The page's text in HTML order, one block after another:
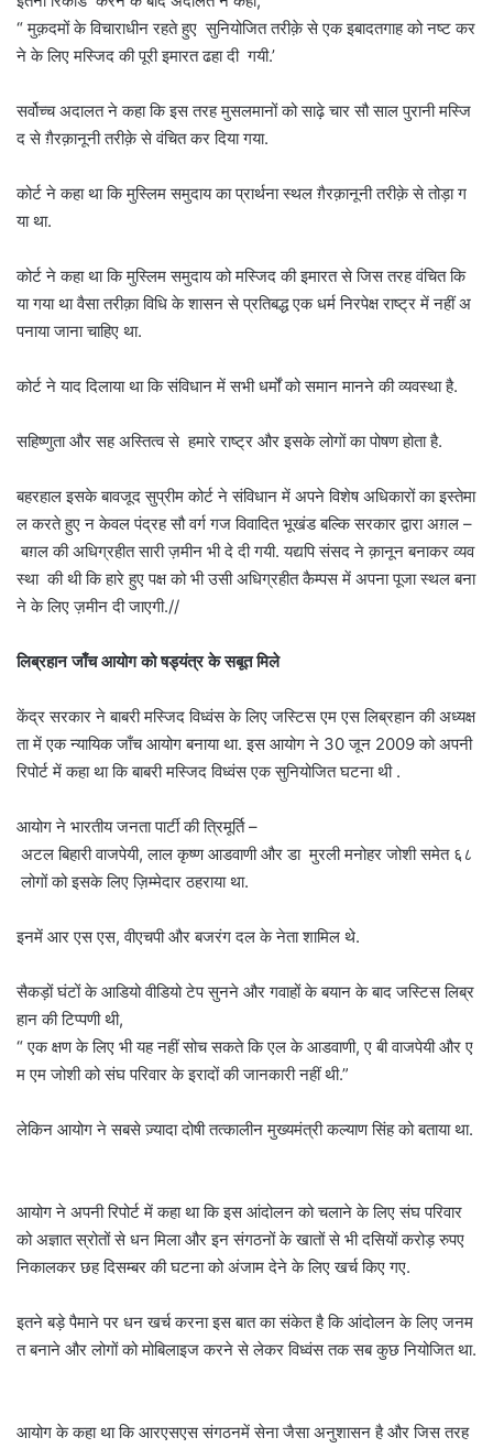
“ मुक़दमों के विचाराधीन रहते हुए सुनियोजित तरीक़े से एक इबादतगाह को नष्ट कर
ने के लिए मस्जिद की पूरी इमारत ढहा दी गयी.’
सर्वोच्च अदालत ने कहा कि इस तरह मुसलमानों को साढ़े चार सौ साल पुरानी मस्जि
द से ग़ैरक़ानूनी तरीक़े से वंचित कर दिया गया.
कोर्ट ने कहा था कि मुस्लिम समुदाय का प्रार्थना स्थल ग़ैरक़ानूनी तरीक़े से तोड़ा ग
या था.
कोर्ट ने कहा था कि मुस्लिम समुदाय को मस्जिद की इमारत से जिस तरह वंचित कि
या गया था वैसा तरीक़ा विधि के शासन से प्रतिबद्ध एक धर्म निरपेक्ष राष्ट्र में नहीं अ
पनाया जाना चाहिए था.
कोर्ट ने याद दिलाया था कि संविधान में सभी धर्मों को समान मानने की व्यवस्था है.
सहिष्णुता और सह अस्तित्व से हमारे राष्ट्र और इसके लोगों का पोषण होता है.
बहरहाल इसके बावजूद सुप्रीम कोर्ट ने संविधान में अपने विशेष अधिकारों का इस्तेमा
ल करते हुए न केवल पंद्रह सौ वर्ग गज विवादित भूखंड बल्कि सरकार द्वारा अग़ल –
बग़ल की अधिग्रहीत सारी ज़मीन भी दे दी गयी. यद्यपि संसद ने क़ानून बनाकर व्यव
स्था की थी कि हारे हुए पक्ष को भी उसी अधिग्रहीत कैम्पस में अपना पूजा स्थल बना
ने के लिए ज़मीन दी जाएगी.//
लिब्रहान जाँच आयोग को षड्यंत्र के सबूत मिले
केंद्र सरकार ने बाबरी मस्जिद विध्वंस के लिए जस्टिस एम एस लिब्रहान की अध्यक्ष
ता में एक न्यायिक जाँच आयोग बनाया था. इस आयोग ने 30 जून 2009 को अपनी
रिपोर्ट में कहा था कि बाबरी मस्जिद विध्वंस एक सुनियोजित घटना थी .
आयोग ने भारतीय जनता पार्टी की त्रिमूर्ति –
अटल बिहारी वाजपेयी, लाल कृष्ण आडवाणी और डा मुरली मनोहर जोशी समेत ६८
लोगों को इसके लिए ज़िम्मेदार ठहराया था.
इनमें आर एस एस, वीएचपी और बजरंग दल के नेता शामिल थे.
सैकड़ों घंटों के आडियो वीडियो टेप सुनने और गवाहों के बयान के बाद जस्टिस लिब्र
हान की टिप्पणी थी,
“ एक क्षण के लिए भी यह नहीं सोच सकते कि एल के आडवाणी, ए बी वाजपेयी और ए
म एम जोशी को संघ परिवार के इरादों की जानकारी नहीं थी.”
लेकिन आयोग ने सबसे ज़्यादा दोषी तत्कालीन मुख्यमंत्री कल्याण सिंह को बताया था.
आयोग ने अपनी रिपोर्ट में कहा था कि इस आंदोलन को चलाने के लिए संघ परिवार
को अज्ञात स्रोतों से धन मिला और इन संगठनों के खातों से भी दसियों करोड़ रुपए
निकालकर छह दिसम्बर की घटना को अंजाम देने के लिए खर्च किए गए.
इतने बड़े पैमाने पर धन खर्च करना इस बात का संकेत है कि आंदोलन के लिए जनम
त बनाने और लोगों को मोबिलाइज करने से लेकर विध्वंस तक सब कुछ नियोजित था.
आयोग के कहा था कि आरएसएस संगठनमें सेना जैसा अनुशासन है और जिस तरह